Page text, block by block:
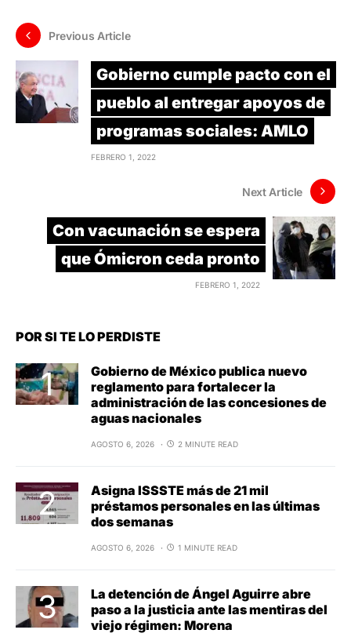
Previous Article
Gobierno cumple pacto con el
pueblo al entregar apoyos de
programas sociales: AMLO
FEBRERO 1, 2022
Next Article
Con vacunación se espera
que Ómicron ceda pronto
FEBRERO 1, 2022
POR SI TE LO PERDISTE
Gobierno de México publica nuevo
reglamento para fortalecer la
administración de las concesiones de
aguas nacionales
AGOSTO 6, 2026 2 MINUTE READ
Asigna ISSSTE más de 21 mil
préstamos personales en las últimas
dos semanas
AGOSTO 6, 2026 1 MINUTE READ
La detención de Ángel Aguirre abre
paso a la justicia ante las mentiras del
viejo régimen: Morena